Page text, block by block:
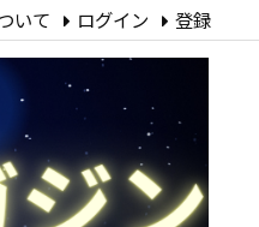
いて ログイン 登録